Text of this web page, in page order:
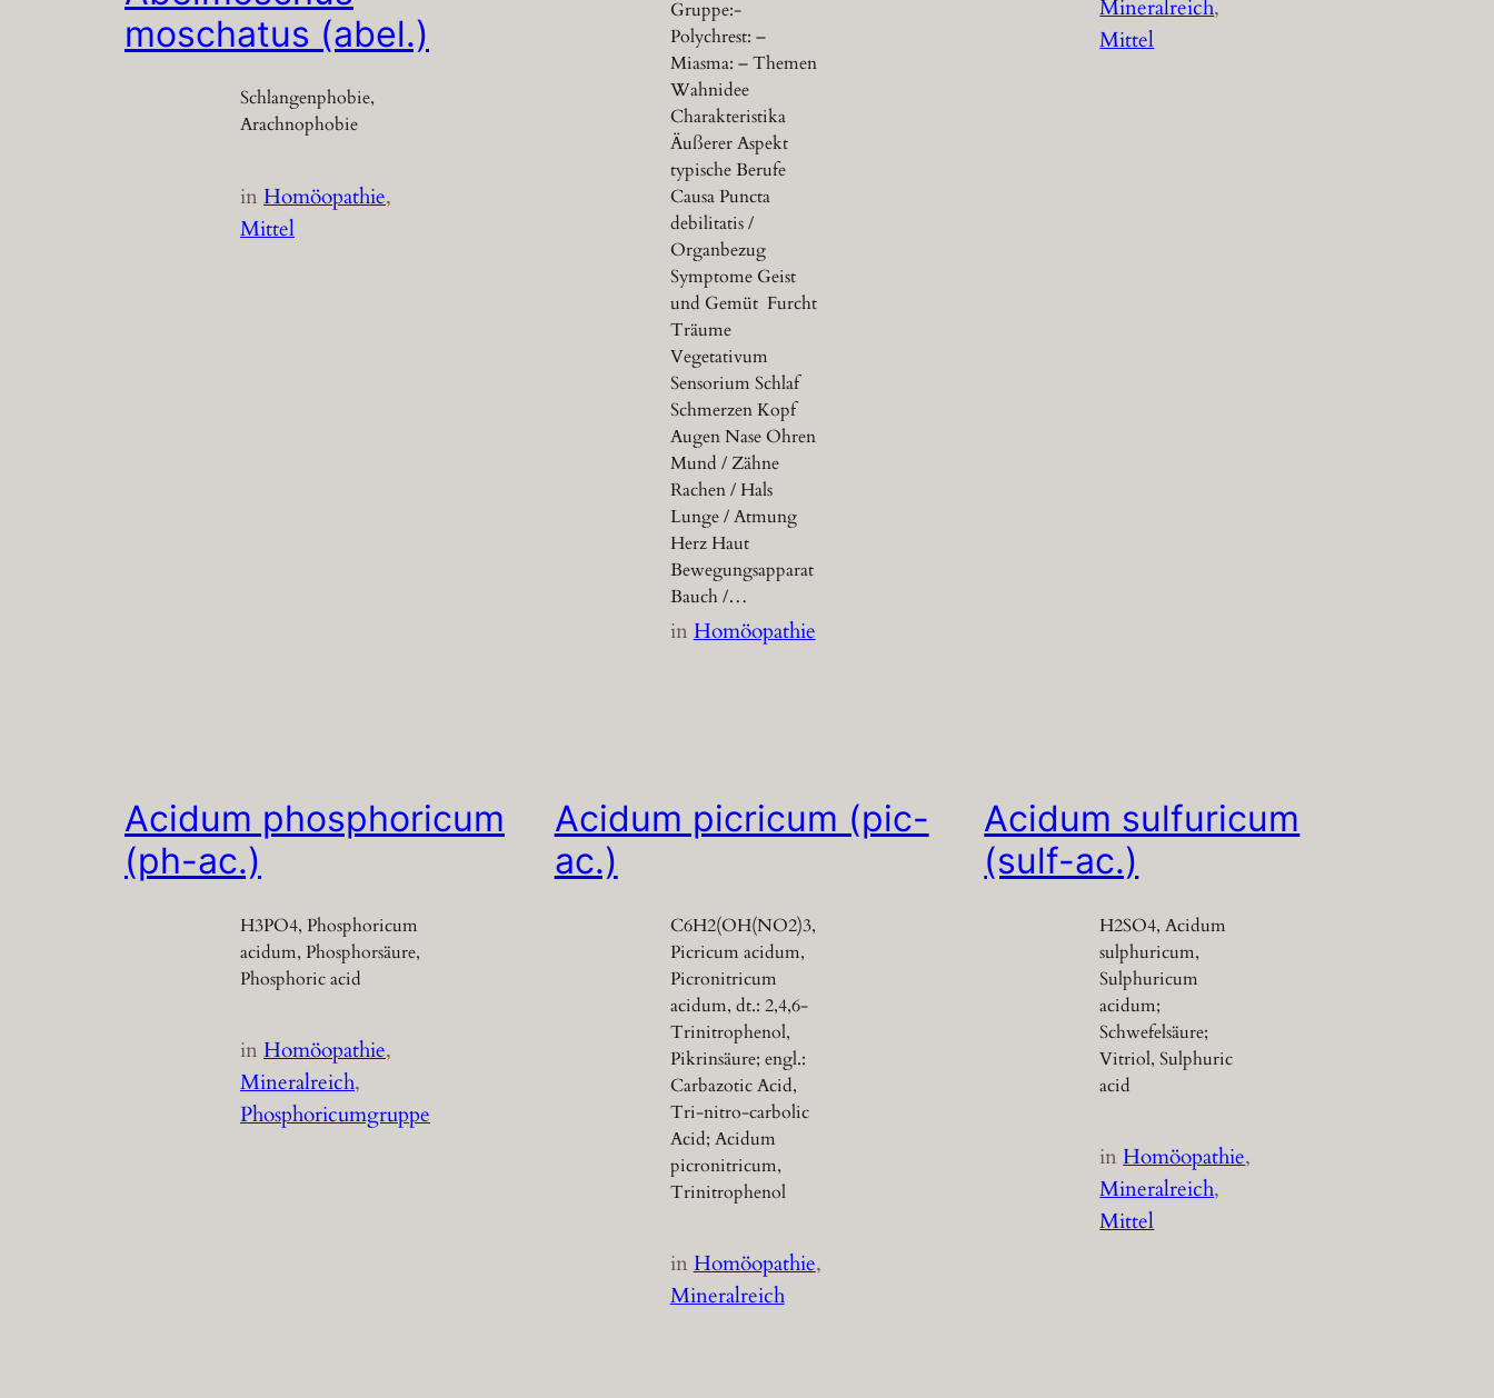
moschatus (abel.)
Schlangenphobie,
Arachnophobie
inHomöopathie
Mittel
Gruppe:-
Polychrest: –
Miasma: – Themen
Wahnidee
Charakteristika
Äußerer Aspekt
typische Berufe
Causa Puncta
debilitatis /
Organbezug
Symptome Geist
und Gemüt Furcht
Träume
Vegetativum
Sensorium Schlaf
Schmerzen Kopf
Augen Nase Ohren
Mund / Zähne
Rachen / Hals
Lunge / Atmung
Herz Haut
Bewegungsapparat
Bauch /…
inHomöopathie
Mineralreich
Mittel
Acidum phosphoricum
(ph-ac.)
H3PO4, Phosphoricum
acidum, Phosphorsäure,
Phosphoric acid
inHomöopathie
Mineralreich
Phosphoricumgruppe
Acidum picricum (pic-
ac.)
C6H2(OH(NO2)3,
Picricum acidum,
Picronitricum
acidum, dt.: 2,4,6-
Trinitrophenol,
Pikrinsäure; engl.:
Carbazotic Acid,
Tri-nitro-carbolic
Acid; Acidum
picronitricum,
Trinitrophenol
inHomöopathie
Mineralreich
Acidum sulfuricum
(sulf-ac.)
H2SO4, Acidum
sulphuricum,
Sulphuricum
acidum;
Schwefelsäure;
Vitriol, Sulphuric
acid
inHomöopathie
Mineralreich
Mittel